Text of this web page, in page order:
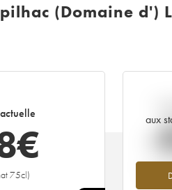
(Domaine d')
€
75cl)
aux
-